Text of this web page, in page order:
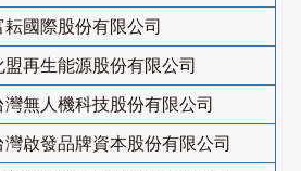
耘國際股份有限公司
盟再生能源股份有限公司
灣無人機科技股份有限公司
灣啟發品牌資本股份有限公司